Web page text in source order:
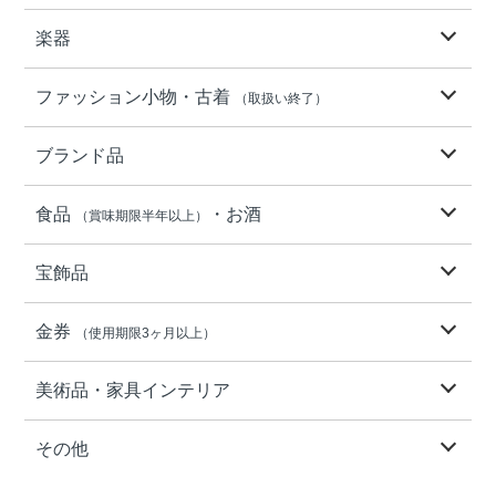
楽器
ファッション小物・古着 （取扱い終了）
ブランド品
食品 （賞味期限半年以上） ・お酒
宝飾品
金券 （使用期限3ヶ月以上）
美術品・家具インテリア
その他